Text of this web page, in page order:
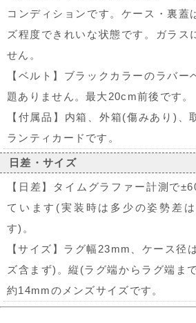
コンディションです。ケース・裏蓋
ズ程度できれいな状態です。ガラス
せん。
【ベルト】ブラックカラーのラバー
題ありません。最大20cm前後です。
【付属品】内箱、外箱(傷みあり)、
ランティカードです。
日差・サイズ
【日差】タイムグラファー計測で
ています(実装時は多少の姿勢差
す)。
【サイズ】ラグ幅23mm、ケース径
ズ含まず)。縦(ラグ端からラグ端ま
約14mmのメンズサイズです。